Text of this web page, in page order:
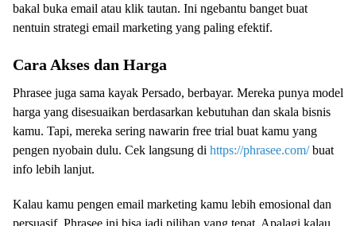
bakal buka email atau klik tautan. Ini ngebantu banget buat
nentuin strategi email marketing yang paling efektif.
Cara Akses dan Harga
Phrasee juga sama kayak Persado, berbayar. Mereka punya model
harga yang disesuaikan berdasarkan kebutuhan dan skala bisnis
kamu. Tapi, mereka sering nawarin free trial buat kamu yang
pengen nyobain dulu. Cek langsung di https://phrasee.com/buat
info lebih lanjut.
Kalau kamu pengen email marketing kamu lebih emosional dan